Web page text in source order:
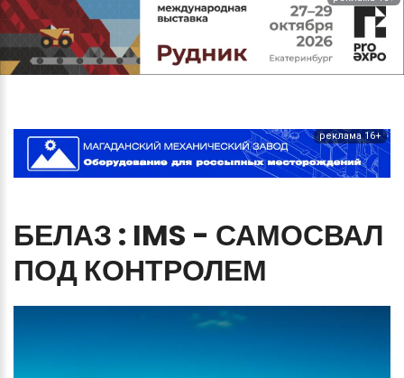
реклама 16+
БЕЛАЗ : IMS - САМОСВАЛ
ПОД КОНТРОЛЕМ